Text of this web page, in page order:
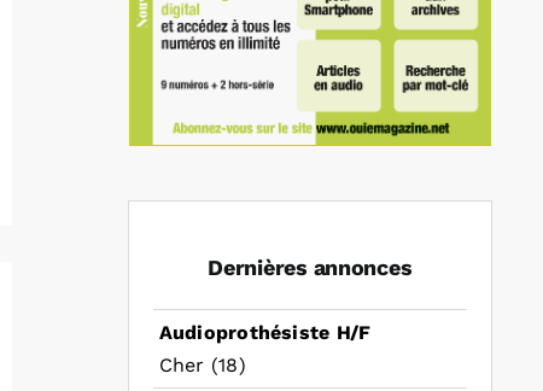
Dernières annonces
Audioprothésiste H/F
Cher (18)